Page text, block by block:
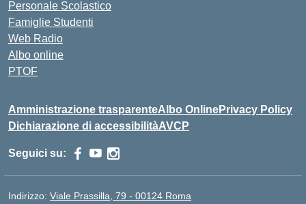
Personale Scolastico
Famiglie Studenti
Web Radio
Albo online
PTOF
Amministrazione trasparenteAlbo OnlinePrivacy Policy
Dichiarazione di accessibilitàAVCP
Seguici su:
Indirizzo: Viale Prassilla, 79 - 00124 Roma